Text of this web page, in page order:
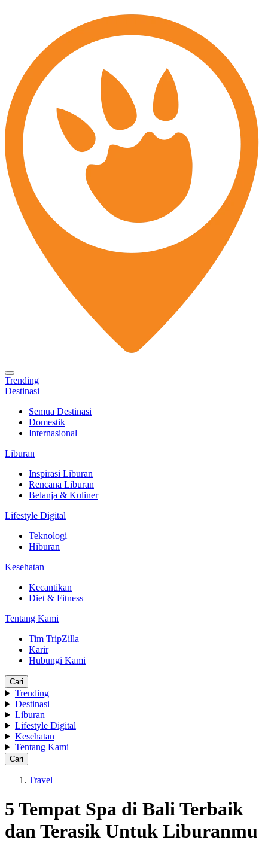
Trending
Destinasi
Semua Destinasi
Domestik
Internasional
Liburan
Inspirasi Liburan
Rencana Liburan
Belanja & Kuliner
Lifestyle Digital
Teknologi
Hiburan
Kesehatan
Kecantikan
Diet & Fitness
Tentang Kami
Tim TripZilla
Karir
Hubungi Kami
Cari
Trending
Destinasi
Liburan
Lifestyle Digital
Kesehatan
Tentang Kami
Cari
Travel
5 Tempat Spa di Bali Terbaik
dan Terasik Untuk Liburanmu